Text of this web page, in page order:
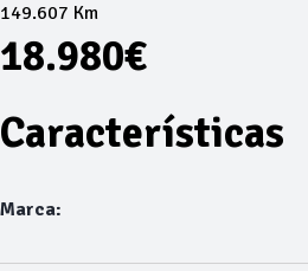
149.607 Km
18.980€
Características
Marca: